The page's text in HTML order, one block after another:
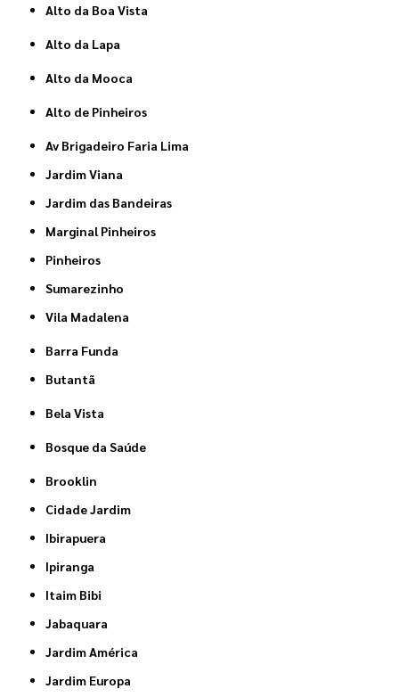
Alto da Boa Vista
Alto da Lapa
Alto da Mooca
Alto de Pinheiros
Av Brigadeiro Faria Lima
Jardim Viana
Jardim das Bandeiras
Marginal Pinheiros
Pinheiros
Sumarezinho
Vila Madalena
Barra Funda
Butantã
Bela Vista
Bosque da Saúde
Brooklin
Cidade Jardim
Ibirapuera
Ipiranga
Itaim Bibi
Jabaquara
Jardim América
Jardim Europa